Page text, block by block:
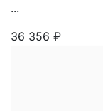
...
36 356 ₽